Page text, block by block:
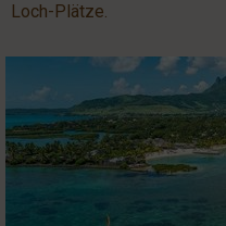
Loch-Plätze.